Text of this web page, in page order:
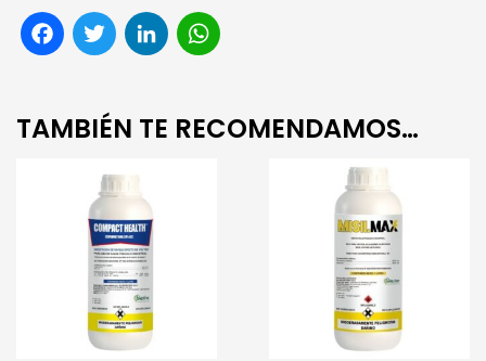
Facebook
TwitterLinkedIn
TAMBIÉN TE RECOMENDAMOS…